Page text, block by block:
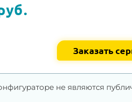
Заказать
не являются